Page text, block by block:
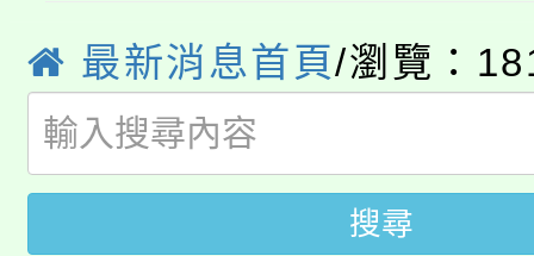
局官網。
8月14至27日，桃園電
開!
115年桃園市運動會8/
田徑場及游泳池舉行。
桃園市低收入戶享有免
視費優惠，中低收入戶
大園自造教育及科技
最新消息首頁/瀏覽：
搜尋